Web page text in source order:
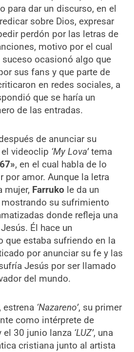
para dar un discurso, en el
sobre Dios, expresar
perdón por las letras de
motivo por el cual
suceso ocasionó algo que
sus fans y que parte de
en redes sociales, a
que se haría un
de las entradas.
de anunciar su
videoclip ‘My Lova’tema
, en el cual habla de lo
por amor. Aunque la letra
mujer, Farruko le da un
su sufrimiento
donde refleja una
Él hace un
que estaba sufriendo en la
por anunciar su fe y las
Jesús por ser llamado
del mundo.
estrena ‘Nazareno’, su primer
como intérprete de
el 30 junio lanza ‘LUZ’, una
cristiana junto al artista